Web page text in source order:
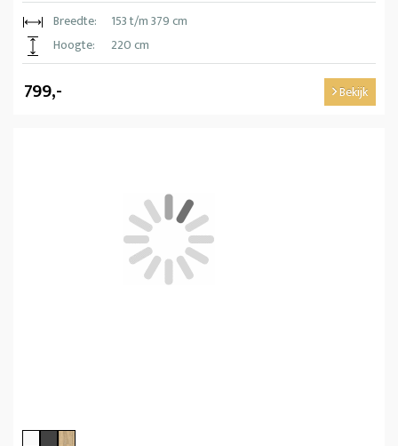
Breedte:
153 t/m 379 cm
Hoogte:
220 cm
799,- Bekijk